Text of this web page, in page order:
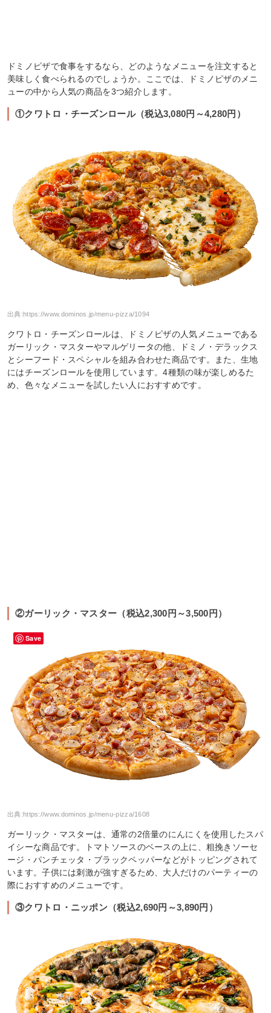
ドミノピザで食事をするなら、どのようなメニューを注文すると
美味しく食べられるのでしょうか。ここでは、ドミノピザのメニ
ューの中から人気の商品を3つ紹介します。
①クワトロ・チーズンロール（税込3,080円～4,280円）
出典: https://www.dominos.jp/menu-pizza/1094
クワトロ・チーズンロールは、ドミノピザの人気メニューである
ガーリック・マスターやマルゲリータの他、ドミノ・デラックス
とシーフード・スペシャルを組み合わせた商品です。また、生地
にはチーズンロールを使用しています。4種類の味が楽しめるた
め、色々なメニューを試したい人におすすめです。
②ガーリック・マスター（税込2,300円～3,500円）
出典:https://www.dominos.jp/menu-pizza/1608
ガーリック・マスターは、通常の2倍量のにんにくを使用したスパ
イシーな商品です。トマトソースのベースの上に、粗挽きソーセ
ージ・パンチェッタ・ブラックペッパーなどがトッピングされて
います。子供には刺激が強すぎるため、大人だけのパーティーの
際におすすめのメニューです。
③クワトロ・ニッポン（税込2,690円～3,890円）
Save